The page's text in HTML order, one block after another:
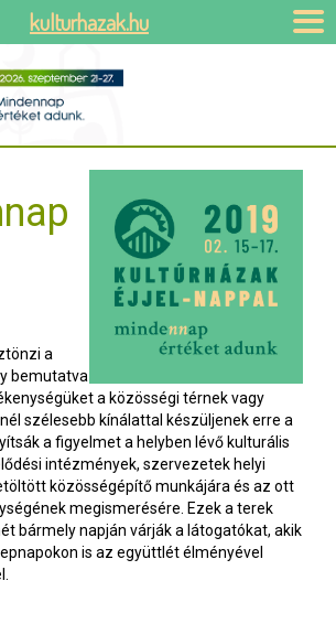
a
bemutatva
a közösségi térnek vagy
szélesebb kínálattal készüljenek erre a
a figyelmet a helyben lévő kulturális
intézmények, szervezetek helyi
közösségépítő munkájára és az ott
megismerésére. Ezek a terek
bármely napján várják a látogatókat, akik
is az együttlét élményével
kulturhazak.hu